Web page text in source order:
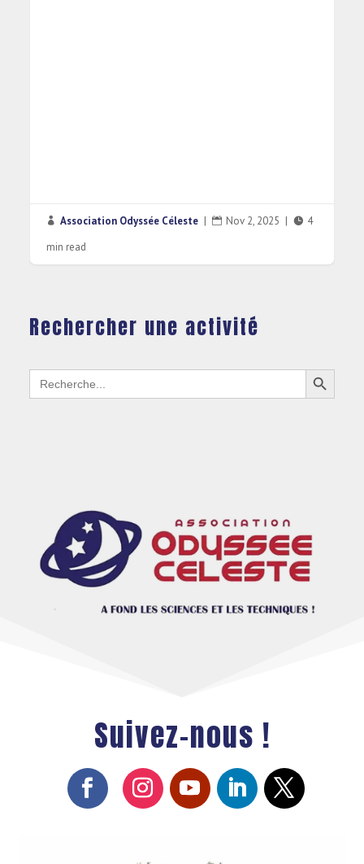
 Association Odyssée Céleste |  Nov 2, 2025 |  4
min read
Rechercher une activité
Search
for:
Search Button
Suivez-nous !